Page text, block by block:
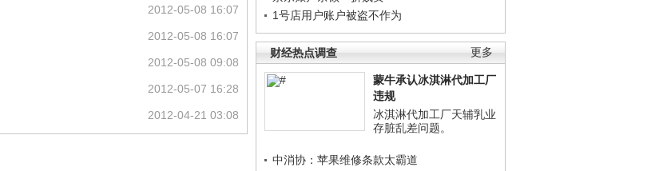
1号店用户账户被盗不作为
更多
财经热点调查
蒙牛承认冰淇淋代加工厂
违规
冰淇淋代加工厂天辅乳业
存脏乱差问题。
中消协：苹果维修条款太霸道
2012-05-08 16:07
2012-05-08 16:07
2012-05-08 09:08
2012-05-07 16:28
2012-04-21 03:08